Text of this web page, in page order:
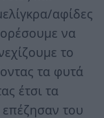
αφίδες
να
το
τα φυτά
έτσι τα
του